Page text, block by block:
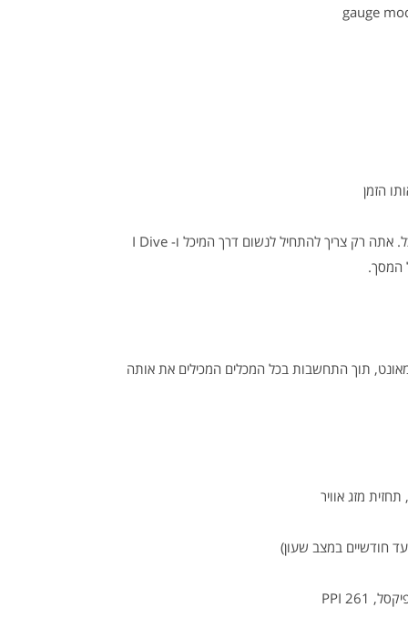
מצב סייד-מאונט: מתג אוטומטי של המיכל. אתה רק צריך להתחיל לנשום דרך המיכל ו- I Dive
המסך.
תוך התחשבות בכל המכלים המכילים את אותה
מזג אוויר